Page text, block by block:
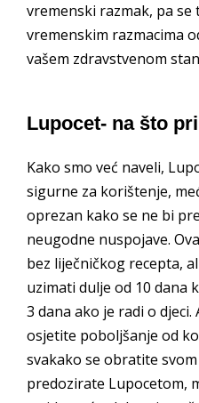
vremenski razmak, pa
vremenskim razmacima
vašem zdravstvenom
Lupocet- na što
Kako smo već naveli,
sigurne za korištenje,
oprezan kako se ne bi
neugodne nuspojave.
bez liječničkog recepta,
uzimati dulje od 10 dana
3 dana ako je radi o
osjetite poboljšanje od
svakako se obratite
predozirate Lupocetom,